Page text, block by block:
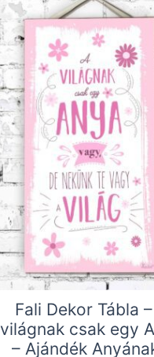
Fali Dekor Tábla
világnak csak egy
– Ajándék